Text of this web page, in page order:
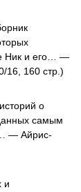
Ник и его… —
16, 160 стр.)
о
самым
— Айрис-
и